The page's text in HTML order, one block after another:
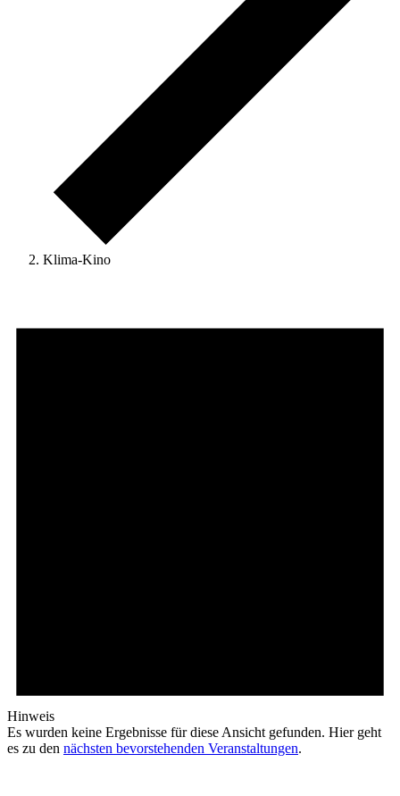
Klima-Kino
Hinweis
Es wurden keine Ergebnisse für diese Ansicht gefunden. Hier geht
es zu den nächsten bevorstehenden Veranstaltungen.